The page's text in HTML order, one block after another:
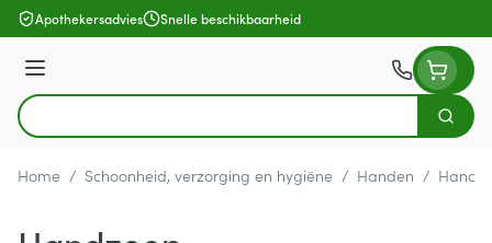
Ga naar de inhoud
Apothekersadvies Snelle beschikbaarheid
Menu
Product, merk, categorie...
Zoek
Home / Schoonheid, verzorging en hygiëne / Handen /